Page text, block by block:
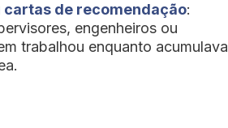
cartas de recomendação:
engenheiros ou
trabalhou enquanto acumulava